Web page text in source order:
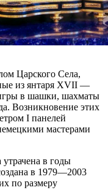
Царского Села,
из янтаря XVII —
в шашки, шахматы
Возникновение этих
I панелей
мастерами
в годы
в 1979—2003
по размеру